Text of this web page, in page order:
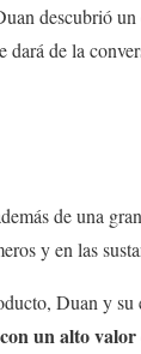
descubrió un
dará de la
de una
y en las
Duan y
un alto